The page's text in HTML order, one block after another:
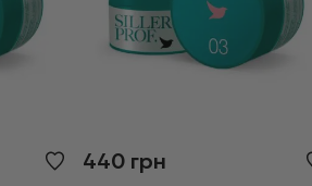
440 грн